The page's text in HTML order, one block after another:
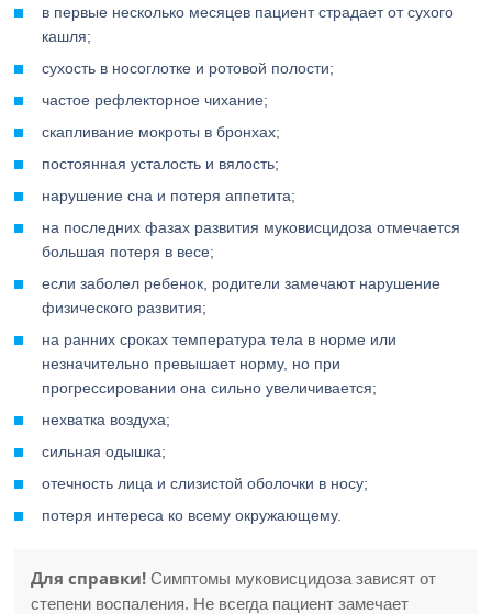
в первые несколько месяцев пациент страдает от сухого
кашля;
сухость в носоглотке и ротовой полости;
частое рефлекторное чихание;
скапливание мокроты в бронхах;
постоянная усталость и вялость;
нарушение сна и потеря аппетита;
на последних фазах развития муковисцидоза отмечается
большая потеря в весе;
если заболел ребенок, родители замечают нарушение
физического развития;
на ранних сроках температура тела в норме или
незначительно превышает норму, но при
прогрессировании она сильно увеличивается;
нехватка воздуха;
сильная одышка;
отечность лица и слизистой оболочки в носу;
потеря интереса ко всему окружающему.
Для справки! Симптомы муковисцидоза зависят от
степени воспаления. Не всегда пациент замечает